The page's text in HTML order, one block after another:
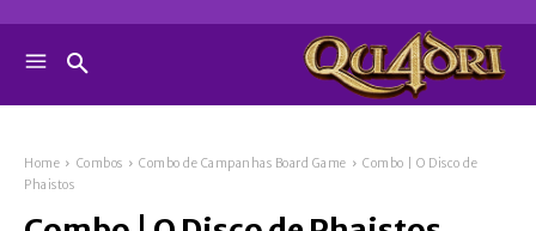
Home Combos Combo de Campanhas Board Game
Combo | O Disco de
Phaistos